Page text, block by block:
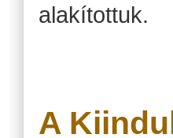
alakítottuk.
A